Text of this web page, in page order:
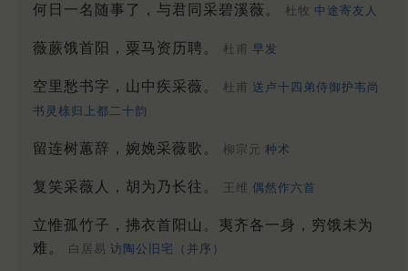
何日一名随事了，与君同采碧溪薇。 杜牧 中途寄友人
薇蕨饿首阳，粟马资历聘。 杜甫 早发
空里愁书字，山中疾采薇。 杜甫 送卢十四弟侍御护韦尚
书灵榇归上都二十韵
留连树蕙辞，婉娩采薇歌。 柳宗元 种术
复笑采薇人，胡为乃长往。 王维 偶然作六首
立惟孤竹子，拂衣首阳山。夷齐各一身，穷饿未为
难。
白居易 访陶公旧宅（并序）